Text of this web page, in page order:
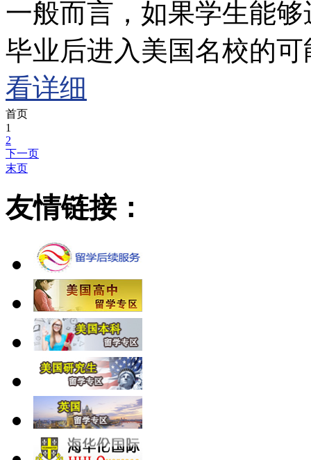
一般而言，如果学生能
毕业后进入美国名校的
看详细
首页
1
2
下一页
末页
友情链接：